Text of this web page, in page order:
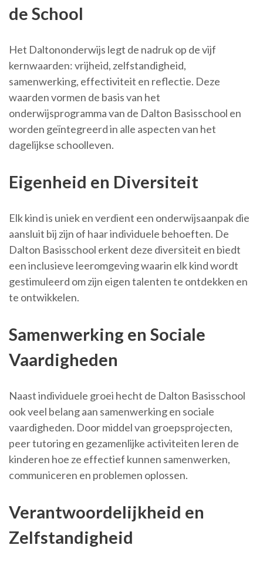
de School
Het Daltononderwijs legt de nadruk op de vijf
kernwaarden: vrijheid, zelfstandigheid,
samenwerking, effectiviteit en reflectie. Deze
waarden vormen de basis van het
onderwijsprogramma van de Dalton Basisschool en
worden geïntegreerd in alle aspecten van het
dagelijkse schoolleven.
Eigenheid en Diversiteit
Elk kind is uniek en verdient een onderwijsaanpak die
aansluit bij zijn of haar individuele behoeften. De
Dalton Basisschool erkent deze diversiteit en biedt
een inclusieve leeromgeving waarin elk kind wordt
gestimuleerd om zijn eigen talenten te ontdekken en
te ontwikkelen.
Samenwerking en Sociale
Vaardigheden
Naast individuele groei hecht de Dalton Basisschool
ook veel belang aan samenwerking en sociale
vaardigheden. Door middel van groepsprojecten,
peer tutoring en gezamenlijke activiteiten leren de
kinderen hoe ze effectief kunnen samenwerken,
communiceren en problemen oplossen.
Verantwoordelijkheid en
Zelfstandigheid